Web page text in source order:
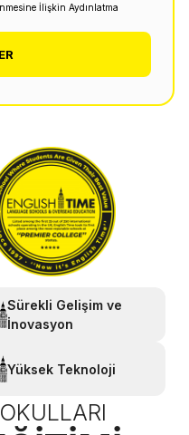
İlişkin Aydınlatma
Sürekli Gelişim ve
İnovasyon
Yüksek Teknoloji